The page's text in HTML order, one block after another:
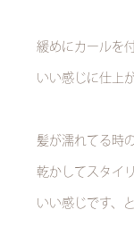
緩めにカールを
いい感じに仕上
髪が濡れてる時
乾かしてスタイ
いい感じです、